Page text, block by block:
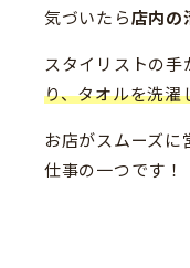
気づいたら店内の
スタイリストの手
り、タオルを洗濯
お店がスムーズに
仕事の一つです！